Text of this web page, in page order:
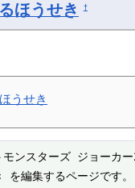
ほうせき †
うせき
モンスターズ ジョーカ
を編集するページです。